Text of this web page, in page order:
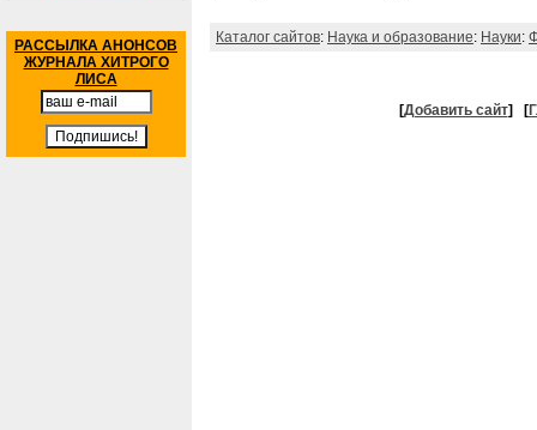
РАССЫЛКА АНОНСОВ
ЖУРНАЛА ХИТРОГО
ЛИСА
Каталог сайтов: Наука и образование: Науки:
[Добавить сайт] [